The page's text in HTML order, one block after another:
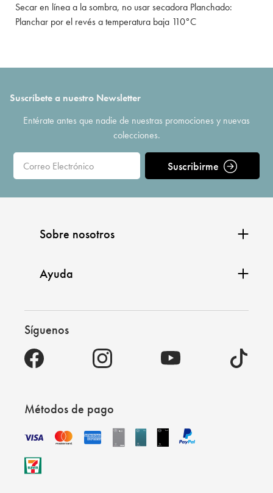
Secar en línea a la sombra, no usar secadora Planchado:
Planchar por el revés a temperatura baja 110°C
Suscríbete a nuestro Newsletter
Entérate antes que nadie de nuestras promociones y nuevas
colecciones.
Suscribirme
Sobre nosotros
Ayuda
Síguenos
Métodos de pago